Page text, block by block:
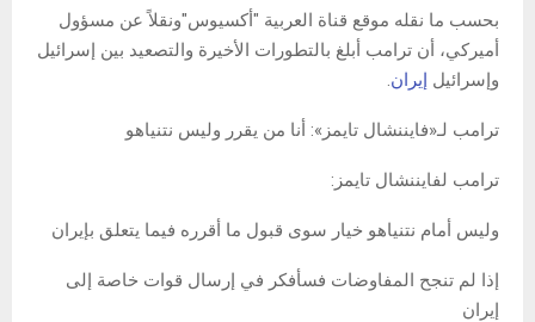
بحسب ما نقله موقع قناة العربية "أكسيوس"ونقلاً عن مسؤول
أميركي، أن ترامب أبلغ بالتطورات الأخيرة والتصعيد بين إسرائيل
وإسرائيل إيران.
ترامب لـ«فايننشال تايمز»: أنا من يقرر وليس نتنياهو
ترامب لفايننشال تايمز:
وليس أمام نتنياهو خيار سوى قبول ما أقرره فيما يتعلق بإيران
إذا لم تنجح المفاوضات فسأفكر في إرسال قوات خاصة إلى
إيران